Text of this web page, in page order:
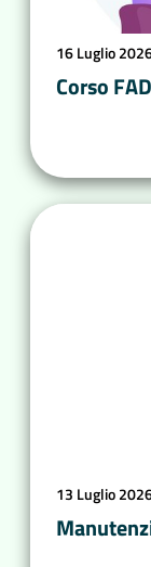
16 Luglio
Corso
13 Luglio